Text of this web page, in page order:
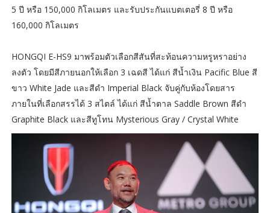
5 ปี หรือ 150,000 กิโลเมตร และรับประกันแบตเตอรี่ 8 ปี หรือ
160,000 กิโลเมตร
HONGQI E-HS9 มาพร้อมตัวเลือกสีสันที่สะท้อนความหรูหราอย่าง
ลงตัว โดยมีสีภายนอกให้เลือก 3 เฉดสี ได้แก่ สีน้ำเงิน Pacific Blue สี
ขาว White Jade และสีดำ Imperial Black จับคู่กับห้องโดยสาร
ภายในที่เลือกสรรได้ 3 สไตล์ ได้แก่ สีน้ำตาล Saddle Brown สีดำ
Graphite Black และสีทูโทน Mysterious Gray / Crystal White